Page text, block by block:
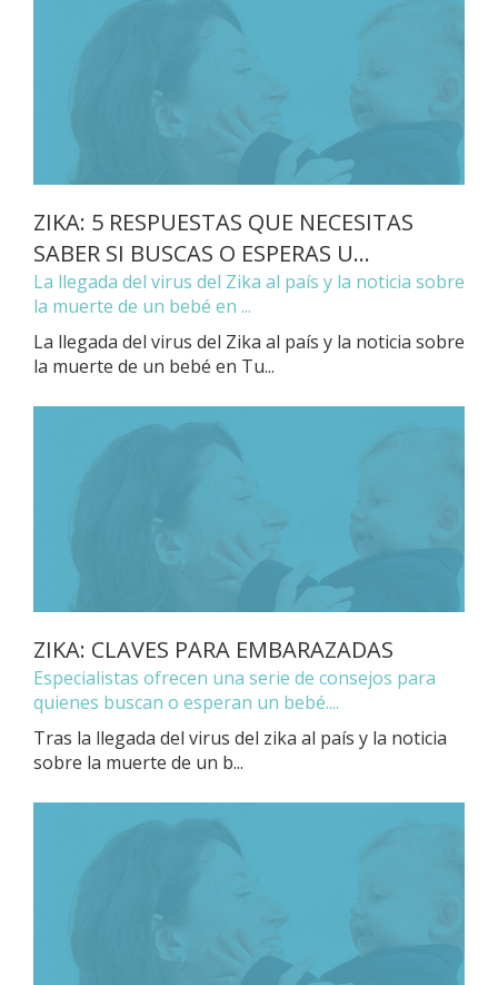
ZIKA: 5 RESPUESTAS QUE NECESITAS
SABER SI BUSCAS O ESPERAS U...
La llegada del virus del Zika al país y la noticia sobre
la muerte de un bebé en ...
La llegada del virus del Zika al país y la noticia sobre
la muerte de un bebé en Tu...
ZIKA: CLAVES PARA EMBARAZADAS
Especialistas ofrecen una serie de consejos para
quienes buscan o esperan un bebé....
Tras la llegada del virus del zika al país y la noticia
sobre la muerte de un b...